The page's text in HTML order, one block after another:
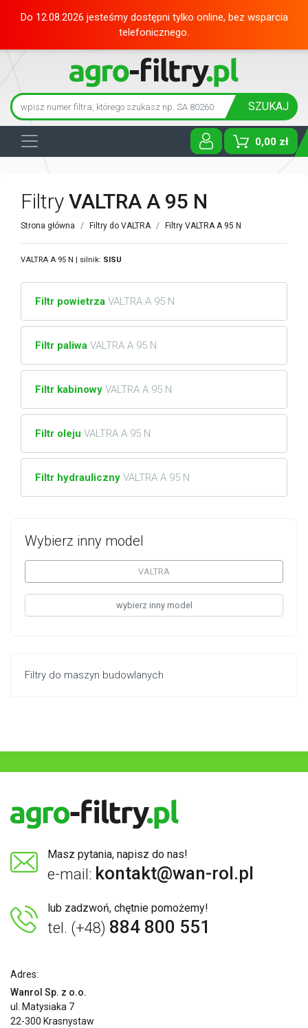
Do 12.08.2026 jesteśmy dostępni tylko online, bez wsparcia
telefonicznego.
SZUKAJ
0,00 zł
Toggle
Wybierz inny model
VALTRA
wybierz inny model
Filtry do maszyn budowlanych
Filtry VALTRA A 95 N
Strona główna Filtry do VALTRA Filtry VALTRA A 95 N
VALTRA A 95 N | silnik: SISU
Filtr powietrza VALTRA A 95 N
Filtr paliwa VALTRA A 95 N
Filtr kabinowy VALTRA A 95 N
Filtr oleju VALTRA A 95 N
Filtr hydrauliczny VALTRA A 95 N
Masz pytania, napisz do nas!
e-mail: kontakt@wan-rol.pl
lub zadzwoń, chętnie pomożemy!
tel. (+48) 884 800 551
Adres:
Wanrol Sp. z o.o.
ul. Matysiaka 7
22-300 Krasnystaw